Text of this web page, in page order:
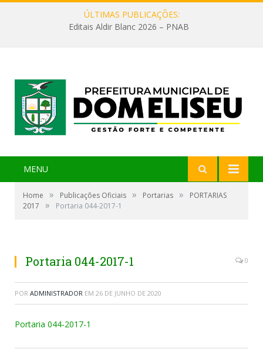
ÚLTIMAS PUBLICAÇÕES:
Editais Aldir Blanc 2026 – PNAB
MENU
Home » Publicações Oficiais » Portarias »
PORTARIAS
2017
» Portaria 044-2017-1
Portaria 044-2017-1 0
POR ADMINISTRADOR EM 26 DE JUNHO DE 2020
Portaria 044-2017-1